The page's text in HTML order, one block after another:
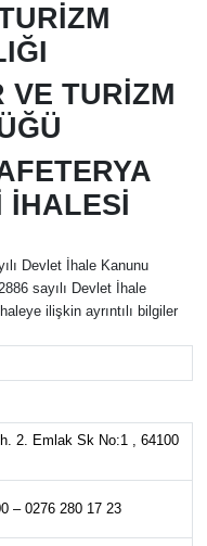
VE TURİZM
İHALESİ
Devlet İhale Kanunu
sayılı Devlet İhale
ilişkin ayrıntılı bilgiler
2. Emlak Sk No:1 , 64100
– 0276 280 17 23